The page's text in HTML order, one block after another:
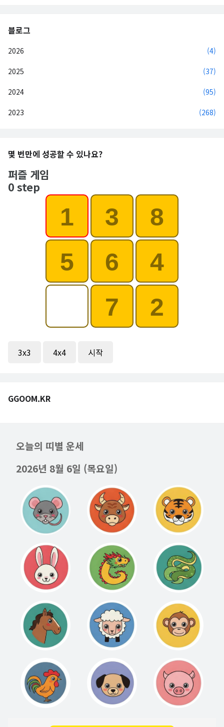
블로그
2026 (4)
2025 (37)
2024 (95)
2023 (268)
몇 번만에 성공할 수 있나요?
퍼즐 게임
0 step
1 3
8
5
6
4
7
2
3x3 4x4 시작
GGOOM.KR
오늘의 띠별 운세
2026년 8월 6일 (목요일)